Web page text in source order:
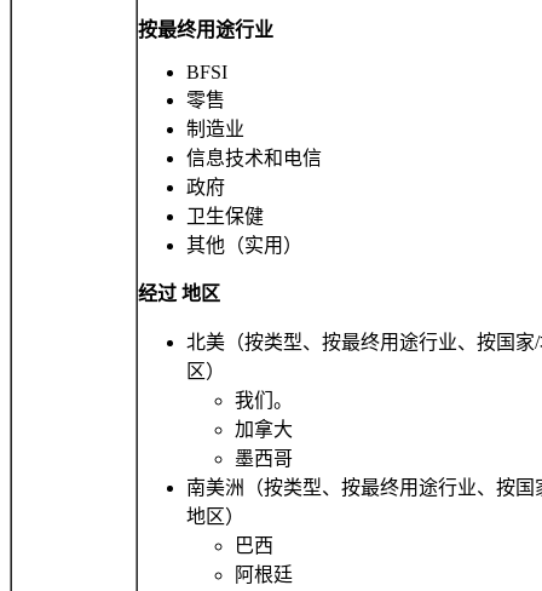
按最终用途行业
BFSI
零售
制造业
信息技术和电信
政府
卫生保健
其他（实用）
经过 地区
北美（按类型、按最终用途行业、按国家
区）
我们。
加拿大
墨西哥
南美洲（按类型、按最终用途行业、按国
地区）
巴西
阿根廷